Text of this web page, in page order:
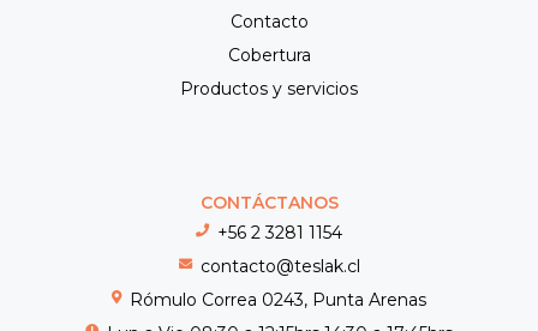
Contacto
Cobertura
Productos y servicios
CONTÁCTANOS
+56 2 3281 1154
contacto@teslak.cl
Rómulo Correa 0243, Punta Arenas